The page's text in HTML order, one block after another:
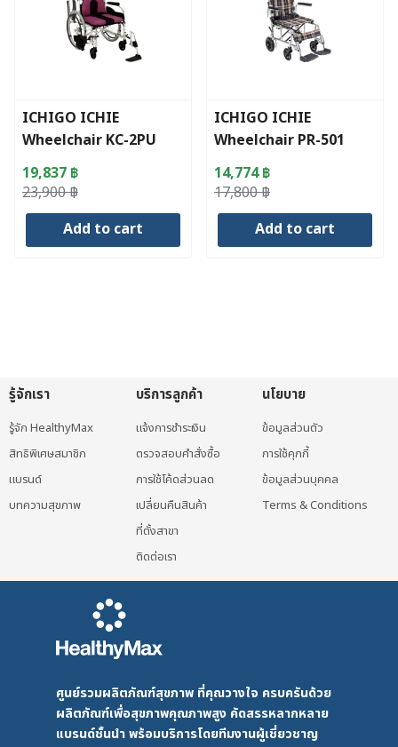
on
the
product
page
ICHIGO ICHIE
Wheelchair KC-2PU
23,900฿
Original
price
19,837 ฿
Current
price
Add to cart
ICHIGO ICHIE
Wheelchair PR-501
17,800฿
Original
price
14,774฿
Current
price
Add to cart
รู้จักเรา
รู้จัก HealthyMax
สิทธิพิเศษสมาชิก
แบรนด์
บทความสุขภาพ
บริการลูกค้า
แจ้งการชำระเงิน
ตรวจสอบคำสั่งซื้อ
การใช้โค้ดส่วนลด
เปลี่ยนคืนสินค้า
ที่ตั้งสาขา
ติดต่อเรา
นโยบาย
ข้อมูลส่วนตัว
การใช้คุกกี้
ข้อมูลส่วนบุคคล
Terms & Conditions
ศูนย์รวมผลิตภัณฑ์สุขภาพ ที่คุณวางใจ ครบครันด้วย
ผลิตภัณฑ์เพื่อสุขภาพคุณภาพสูง คัดสรรหลากหลาย
แบรนด์ชั้นนำ พร้อมบริการโดยทีมงานผู้เชี่ยวชาญ